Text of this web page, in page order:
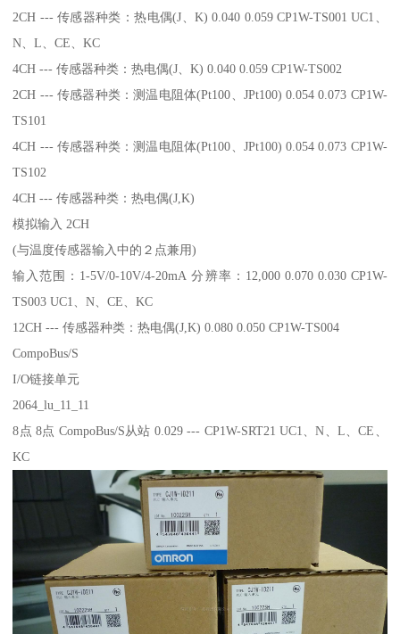
2CH --- 传感器种类：热电偶(J、K) 0.040 0.059 CP1W-TS001 UC1、
N、L、CE、KC
4CH --- 传感器种类：热电偶(J、K) 0.040 0.059 CP1W-TS002
2CH --- 传感器种类：测温电阻体(Pt100、JPt100) 0.054 0.073 CP1W-
TS101
4CH --- 传感器种类：测温电阻体(Pt100、JPt100) 0.054 0.073 CP1W-
TS102
4CH --- 传感器种类：热电偶(J,K)
模拟输入 2CH
(与温度传感器输入中的２点兼用)
输入范围：1-5V/0-10V/4-20mA 分辨率：12,000 0.070 0.030 CP1W-
TS003 UC1、N、CE、KC
12CH --- 传感器种类：热电偶(J,K) 0.080 0.050 CP1W-TS004
CompoBus/S
I/O链接单元
2064_lu_11_11
8点 8点 CompoBus/S从站 0.029 --- CP1W-SRT21 UC1、N、L、CE、
KC